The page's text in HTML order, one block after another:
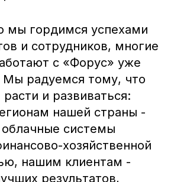
мы гордимся успехами
и сотрудников, многие
с «Форус» уже
Мы радуемся тому, что
и развиваться:
нашей страны -
системы
хозяйственной
нашим клиентам -
результатов,